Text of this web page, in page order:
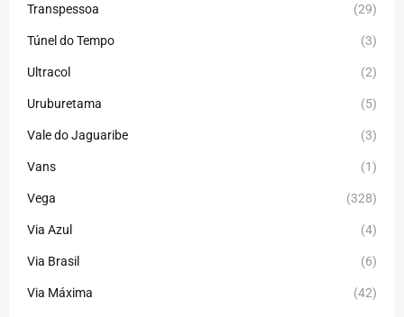
Transpessoa (29)
Túnel do Tempo (3)
Ultracol (2)
Uruburetama (5)
Vale do Jaguaribe (3)
Vans (1)
Vega (328)
Via Azul (4)
Via Brasil (6)
Via Máxima (42)